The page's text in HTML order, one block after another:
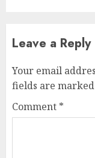
Leave a Reply
Your email
fields are marked
Comment *